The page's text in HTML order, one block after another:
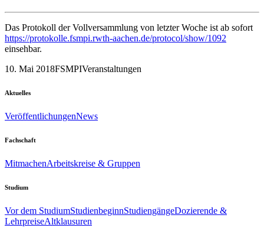
Das Protokoll der Vollversammlung von letzter Woche ist ab sofort
https://protokolle.fsmpi.rwth-aachen.de/protocol/show/1092
einsehbar.
10. Mai 2018FSMPIVeranstaltungen
Aktuelles
VeröffentlichungenNews
Fachschaft
MitmachenArbeitskreise & Gruppen
Studium
Vor dem StudiumStudienbeginnStudiengängeDozierende &
LehrpreiseAltklausuren